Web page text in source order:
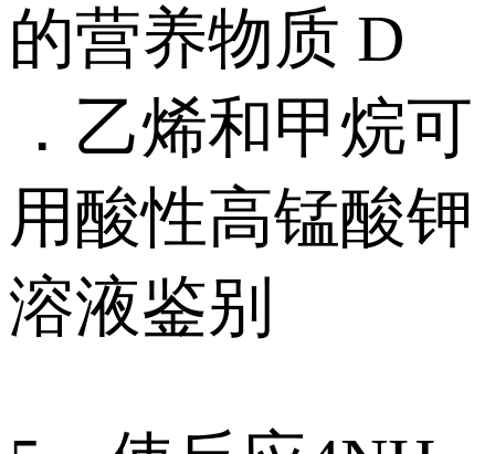
的营养物质 D
．乙烯和甲烷可
用酸性高锰酸钾
溶液鉴别